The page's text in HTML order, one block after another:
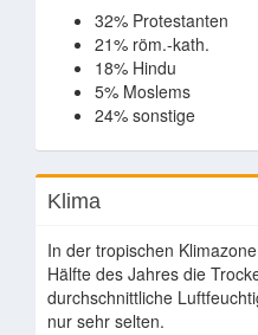
32% Protestanten
21% röm.-kath.
18% Hindu
5% Moslems
24% sonstige
Klima
In der tropischen
Hälfte des Jahres die
durchschnittliche
nur sehr selten.